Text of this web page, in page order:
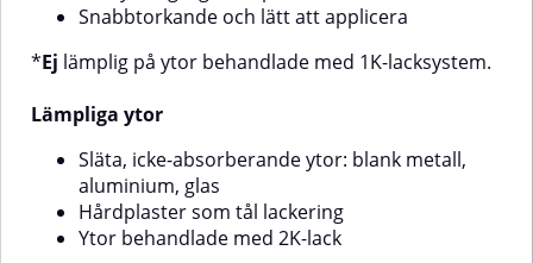
aerosolen har rumstemperatur.
luftfuktighet <65 %.Skaka burken
sprutbilden.Spraya på 25–30 cm
avstånd.Applicera minst 5 lager
med ca 5 minuters
mellanrum.Lägg ett extra lager på
hörn och kanter för enklare
borttagning.Torktid: Beror på
temperatur, luftfuktighet och
Rek. temp 10–25 °C, relativ
i ca 3 minuter och prova
mellanrum.Lägg ett extra lager på
hörn och kanter för enklare
temperatur, luftfuktighet och
skikttjocklek.Med Motip
Snabbtorkande och lätt att applicera
*Ej lämplig på ytor behandlade med 1K-lacksystem.
Lämpliga ytor
Släta, icke-absorberande ytor: blank metall,
aluminium, glas
Hårdplaster som tål lackering
Ytor behandlade med 2K-lack